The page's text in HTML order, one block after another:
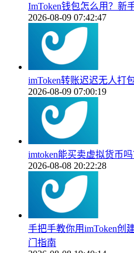
ImToken钱包怎么用？新
2026-08-09 07:42:47
imToken转账迟迟无人打
2026-08-09 07:00:19
imtoken能买卖虚拟货币
2026-08-08 20:22:28
手把手教你用imToken创
门指南